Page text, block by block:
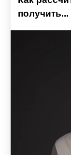
получить...